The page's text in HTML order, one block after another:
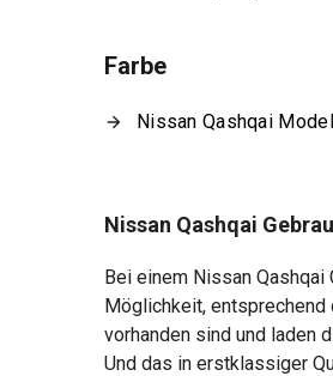
Farbe
Nissan Qashqai
Nissan Qashqai
Bei einem Nissan
Möglichkeit, entsprechend
vorhanden sind und laden
Und das in erstklassiger